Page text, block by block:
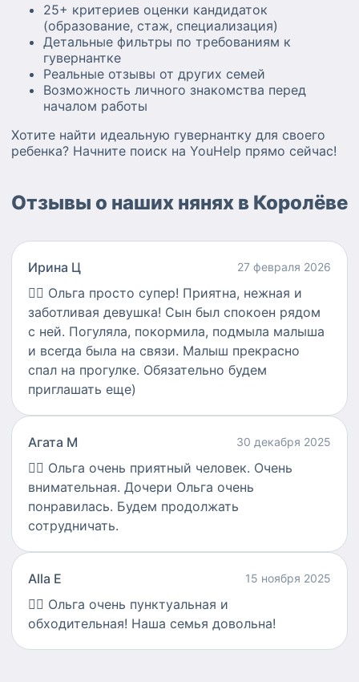
25+ критериев оценки кандидаток
(образование, стаж, специализация)
Детальные фильтры по требованиям к
гувернантке
Реальные отзывы от других семей
Возможность личного знакомства перед
началом работы
Хотите найти идеальную гувернантку для своего
ребенка? Начните поиск на YouHelp прямо сейчас!
Отзывы о наших нянях в Королёве
Ирина Ц 27 февраля 2026
👍🏻 Ольга просто супер! Приятна, нежная и
заботливая девушка! Сын был спокоен рядом
с ней. Погуляла, покормила, подмыла малыша
и всегда была на связи. Малыш прекрасно
спал на прогулке. Обязательно будем
приглашать еще)
Агата М 30 декабря 2025
👍🏻 Ольга очень приятный человек. Очень
внимательная. Дочери Ольга очень
понравилась. Будем продолжать
сотрудничать.
Alla E 15 ноября 2025
👍🏻 Ольга очень пунктуальная и
обходительная! Наша семья довольна!